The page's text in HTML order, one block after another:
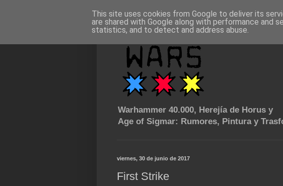
Warhammer 40.000, Herejía de Horus y
Age of Sigmar: Rumores, Pintura y
viernes, 30 de junio de 2017
First Strike
This site uses cookies from Google to deliver its
are shared with Google along with performance and
statistics, and to detect and address abuse.